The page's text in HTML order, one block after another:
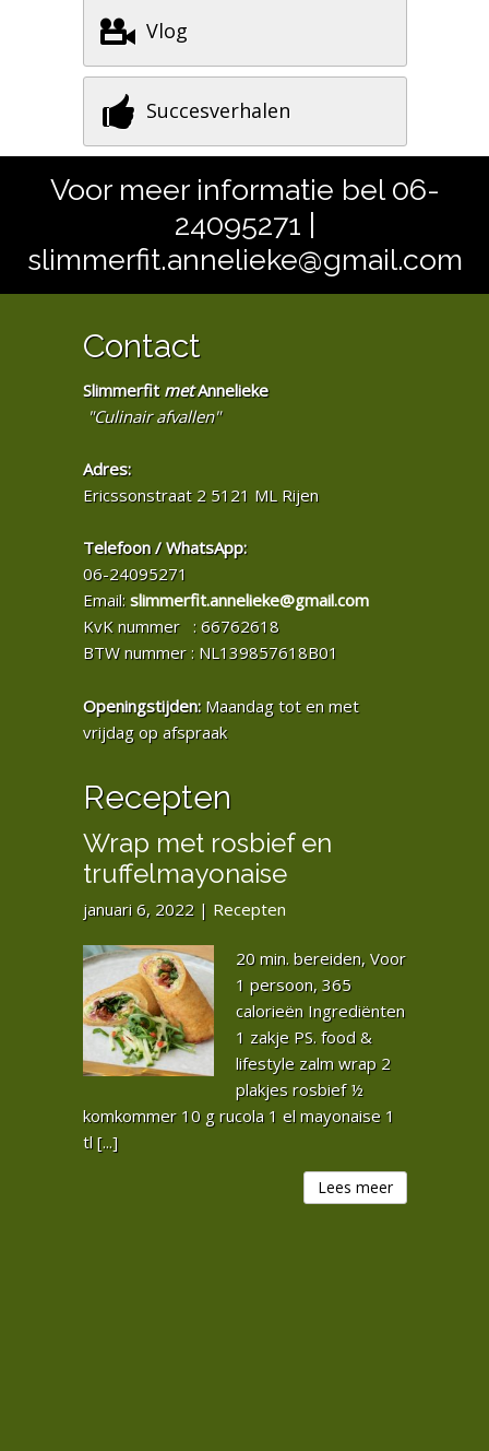
Vlog
Succesverhalen
Voor meer informatie bel 06-
24095271 |
slimmerfit.annelieke@gmail.com
Contact
Slimmerfit metAnnelieke
"Culinair afvallen"
Adres:
Ericssonstraat 2 5121 ML Rijen
Telefoon / WhatsApp:
06-24095271
Email:slimmerfit.annelieke@gmail.com
KvK nummer : 66762618
BTW nummer : NL139857618B01
Openingstijden:Maandag tot en met
vrijdag op afspraak
Recepten
Wrap met rosbief en
truffelmayonaise
januari 6, 2022 | Recepten
20 min. bereiden, Voor
1 persoon, 365
calorieën Ingrediënten
1 zakje PS. food &
lifestyle zalm wrap 2
plakjes rosbief ½
komkommer 10 g rucola 1 el mayonaise 1
tl [...]
Lees meer